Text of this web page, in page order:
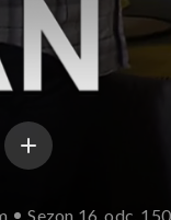
Sezon 16, odc.